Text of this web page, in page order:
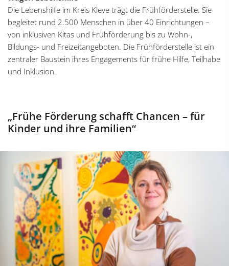
Die Lebenshilfe im Kreis Kleve trägt die Frühförderstelle. Sie
begleitet rund 2.500 Menschen in über 40 Einrichtungen –
von inklusiven Kitas und Frühförderung bis zu Wohn-,
Bildungs- und Freizeitangeboten. Die Frühförderstelle ist ein
zentraler Baustein ihres Engagements für frühe Hilfe, Teilhabe
und Inklusion.
„Frühe Förderung schafft Chancen – für
Kinder und ihre Familien“